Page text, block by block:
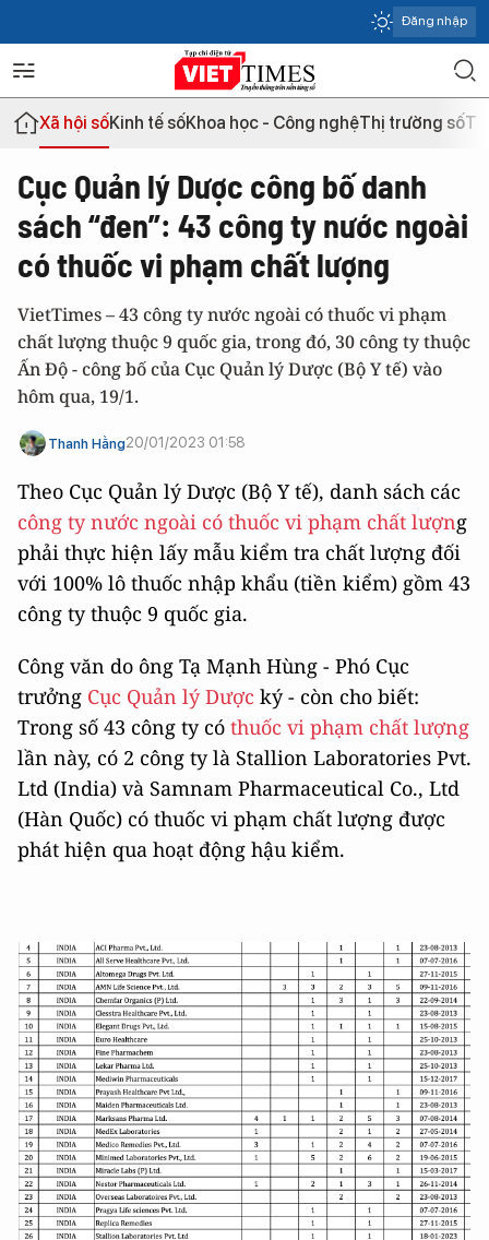
Đăng nhập
Xã hội sốKinh tế sốKhoa học - Công nghệThị trường số
Cục Quản lý Dược công bố danh
sách “đen”: 43 công ty nước ngoài
có thuốc vi phạm chất lượng
VietTimes – 43 công ty nước ngoài có thuốc vi phạm
chất lượng thuộc 9 quốc gia, trong đó, 30 công ty thuộc
Ấn Độ - công bố của Cục Quản lý Dược (Bộ Y tế) vào
hôm qua, 19/1.
Thanh Hằng20/01/2023 01:58
Theo Cục Quản lý Dược (Bộ Y tế), danh sách các
công ty nước ngoài có thuốc vi phạm chất lượng
phải thực hiện lấy mẫu kiểm tra chất lượng đối
với 100% lô thuốc nhập khẩu (tiền kiểm) gồm 43
công ty thuộc 9 quốc gia.
Công văn do ông Tạ Mạnh Hùng - Phó Cục
trưởng Cục Quản lý Dược ký - còn cho biết:
Trong số 43 công ty có thuốc vi phạm chất lượng
lần này, có 2 công ty là Stallion Laboratories Pvt.
Ltd (India) và Samnam Pharmaceutical Co., Ltd
(Hàn Quốc) có thuốc vi phạm chất lượng được
phát hiện qua hoạt động hậu kiểm.